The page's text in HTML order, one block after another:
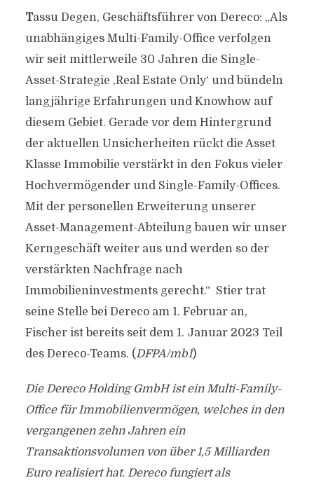
Tassu Degen, Geschäftsführer von Dereco: „Als
unabhängiges Multi-Family-Office verfolgen
wir seit mittlerweile 30 Jahren die Single-
Asset-Strategie ‚Real Estate Only‘ und bündeln
langjährige Erfahrungen und Knowhow auf
diesem Gebiet. Gerade vor dem Hintergrund
der aktuellen Unsicherheiten rückt die Asset
Klasse Immobilie verstärkt in den Fokus vieler
Hochvermögender und Single-Family-Offices.
Mit der personellen Erweiterung unserer
Asset-Management-Abteilung bauen wir unser
Kerngeschäft weiter aus und werden so der
verstärkten Nachfrage nach
Immobilieninvestments gerecht.“ Stier trat
seine Stelle bei Dereco am 1. Februar an,
Fischer ist bereits seit dem 1. Januar 2023 Teil
des Dereco-Teams. (DFPA/mb1)
Die Dereco Holding GmbH ist ein Multi-Family-
Office für Immobilienvermögen, welches in den
vergangenen zehn Jahren ein
Transaktionsvolumen von über 1,5 Milliarden
Euro realisiert hat. Dereco fungiert als